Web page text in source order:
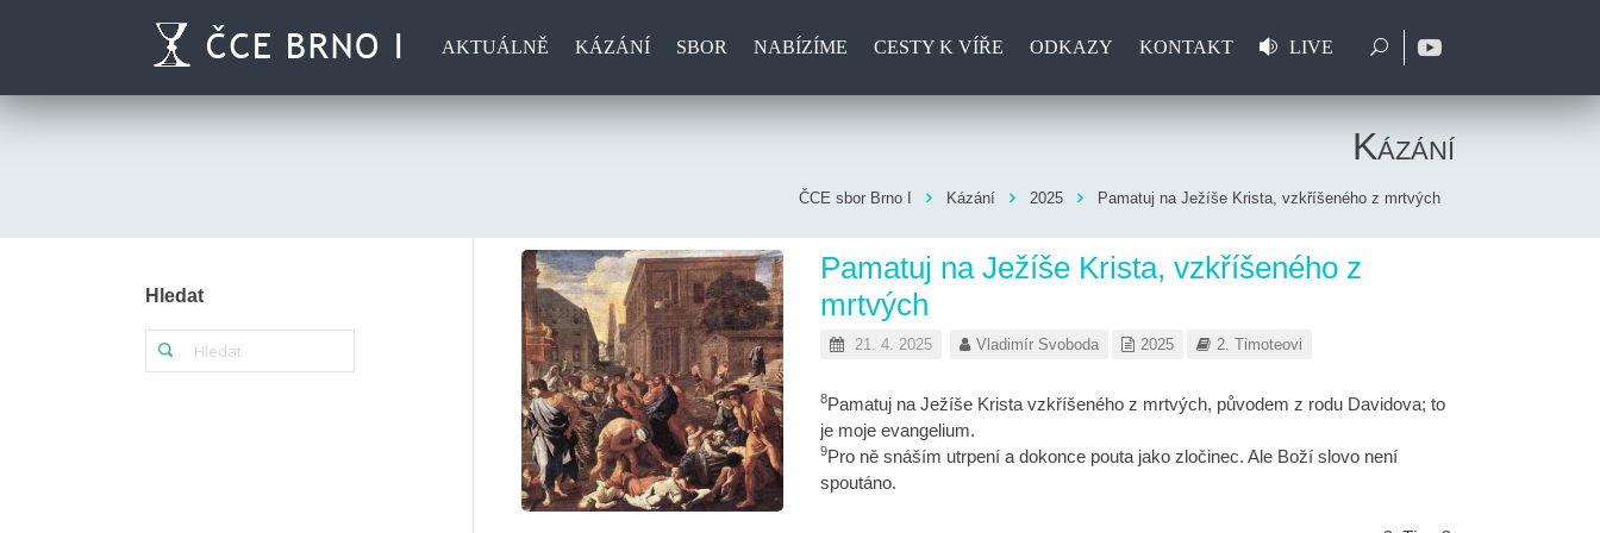
AKTUÁLNĚ KÁZÁNÍ SBOR NABÍZÍME CESTY K VÍŘE ODKAZY KONTAKT LIVE
Kázání
ČCE sbor Brno I Kázání 2025 Pamatuj na Ježíše Krista, vzkříšeného z mrtvých
Pamatuj na Ježíše Krista, vzkříšeného z
mrtvých
21. 4. 2025 Vladimír Svoboda 2025 2. Timoteovi
8Pamatuj na Ježíše Krista vzkříšeného z mrtvých, původem z rodu Davidova; to
je moje evangelium.
9Pro ně snáším utrpení a dokonce pouta jako zločinec. Ale Boží slovo není
spoutáno.
Hledat